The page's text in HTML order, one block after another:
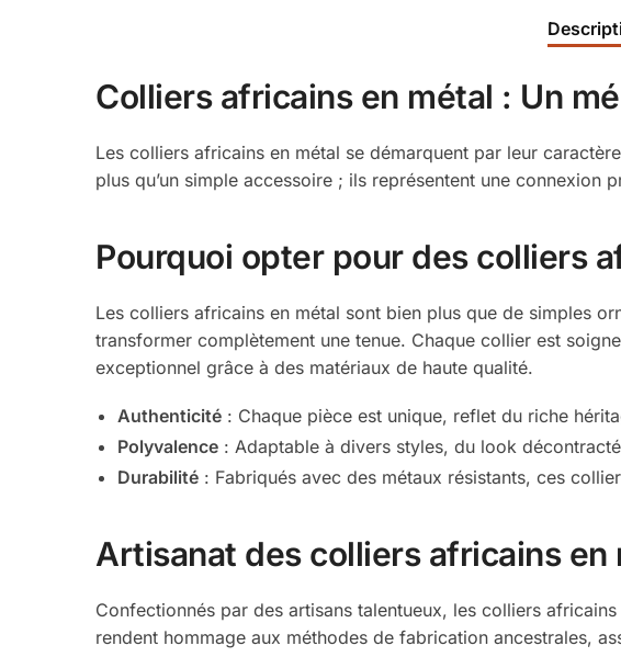
Colliers africains en métal : Un
Les colliers africains en métal se démarquent par leur
plus qu’un simple accessoire ; ils représentent une
Pourquoi opter pour des colliers
Les colliers africains en métal sont bien plus que de simples
transformer complètement une tenue. Chaque collier est
exceptionnel grâce à des matériaux de haute qualité.
Authenticité : Chaque pièce est unique, reflet du riche
Polyvalence : Adaptable à divers styles, du look
Durabilité : Fabriqués avec des métaux résistants, ces
Artisanat des colliers africains en
Confectionnés par des artisans talentueux, les colliers
rendent hommage aux méthodes de fabrication ancestrales,